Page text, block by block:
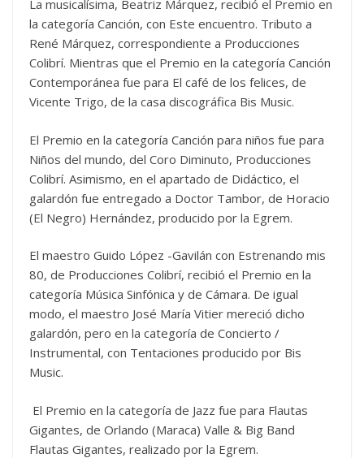
La musicalísima, Beatriz Márquez, recibió el Premio en
la categoría Canción, con Este encuentro. Tributo a
René Márquez, correspondiente a Producciones
Colibrí. Mientras que el Premio en la categoría Canción
Contemporánea fue para El café de los felices, de
Vicente Trigo, de la casa discográfica Bis Music.
El Premio en la categoría Canción para niños fue para
Niños del mundo, del Coro Diminuto, Producciones
Colibrí. Asimismo, en el apartado de Didáctico, el
galardón fue entregado a Doctor Tambor, de Horacio
(El Negro) Hernández, producido por la Egrem.
El maestro Guido López -Gavilán con Estrenando mis
80, de Producciones Colibrí, recibió el Premio en la
categoría Música Sinfónica y de Cámara. De igual
modo, el maestro José María Vitier mereció dicho
galardón, pero en la categoría de Concierto /
Instrumental, con Tentaciones producido por Bis
Music.
El Premio en la categoría de Jazz fue para Flautas
Gigantes, de Orlando (Maraca) Valle & Big Band
Flautas Gigantes, realizado por la Egrem.